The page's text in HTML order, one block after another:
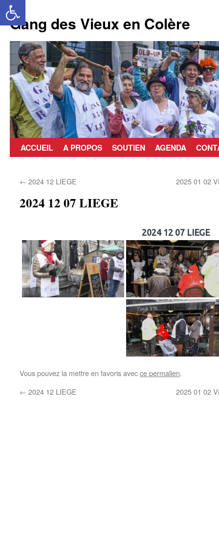
Aller
au
contenu
Gang des Vieux en Colère
ACCUEIL A PROPOS SOUTIEN AGENDA
← 2024 12 LIEGE 2025 01 02
2024 12 07 LIEGE
2024 12 07 LIEGE
Vous pouvez la mettre en favoris avecce permalien.
← 2024 12 LIEGE 2025 01 02